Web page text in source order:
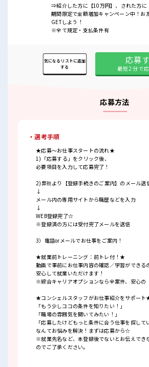
⇒紹介した方に【10万円】、された方に
期間限定で金額増加キャンペーン中！お
GETしよう！
※全て規定・支払条件有
応募
最短2分で
気になるリストに追加
する
応募方法
・選考手順
★応募～お仕事スタートの流れ★
1)「応募する」をクリック後、
必要項目を入力して応募完了！
2)弊社より【登録手続きのご案内】のメール送
↓
メール内の専用サイトから職歴などを入力
↓
WEB登録完了☆
※登録済の方には受付完了メールを送信
3）電話orメールでお仕事をご案内！
★就業前トレーニング：前トレ付！★
動画で事前にお仕事内容の確認／学習ができる
安心して就業いただけます！
※綜合キャリアオプションなら全案件、安心の
★コンシェルスタッフがお仕事紹介をサポー
「もう少しココの条件を知りたい！」
「職場の雰囲気を聞いてみたい！」
「応募したけどもっと条件に合う仕事を探して
なんてお悩みを解決！まずは応募から☆
※就業先名など、本登録後でないとお伝えでき
のでご了承ください。